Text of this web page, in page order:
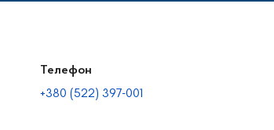
Телефон
+380 (522) 397-001